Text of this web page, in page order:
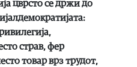
цврсто се држи до
страв, фер
товар врз трудот,